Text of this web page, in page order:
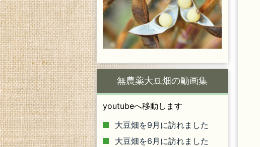
無農薬大豆畑の動画集
youtubeへ移動します
大豆畑を9月に訪れました
大豆畑を6月に訪れました